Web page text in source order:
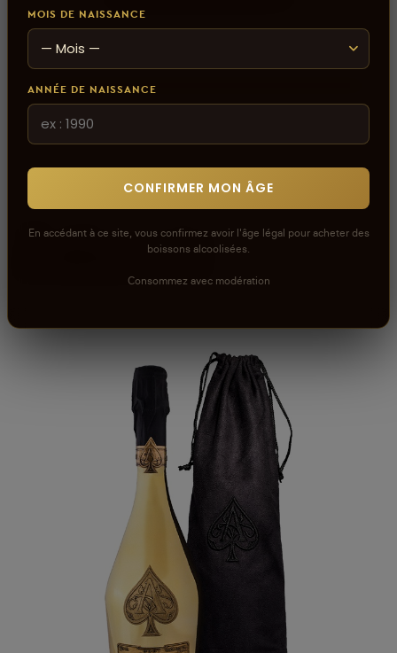
À découvrir
MOIS DE NAISSANCE
ANNÉE DE NAISSANCE
CONFIRMER MON ÂGE
En accédant à ce site, vous confirmez avoir l'âge légal pour acheter des
boissons alcoolisées.
Consommez avec modération